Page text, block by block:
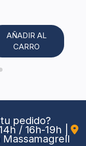
AÑADIR AL
CARRO
pedido?
/ 16h-19h